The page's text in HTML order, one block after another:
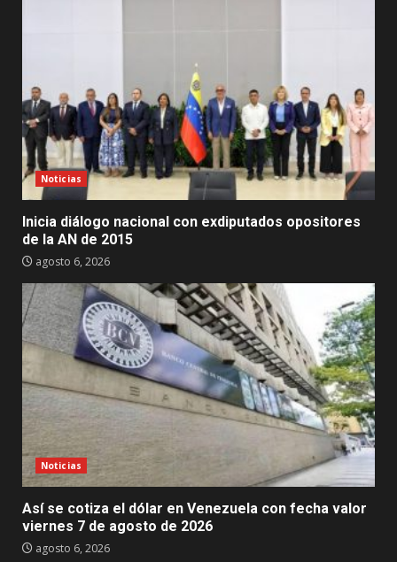
Noticias
Inicia diálogo nacional con exdiputados opositores
de la AN de 2015
agosto 6, 2026
Noticias
Así se cotiza el dólar en Venezuela con fecha valor
viernes 7 de agosto de 2026
agosto 6, 2026